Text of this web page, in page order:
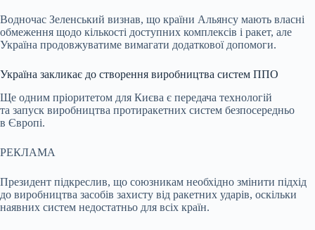
Водночас Зеленський визнав, що країни Альянсу мають власні
обмеження щодо кількості доступних комплексів і ракет, але
Україна продовжуватиме вимагати додаткової допомоги.
Україна закликає до створення виробництва систем ППО
Ще одним пріоритетом для Києва є передача технологій
та запуск виробництва протиракетних систем безпосередньо
в Європі.
РЕКЛАМА
Президент підкреслив, що союзникам необхідно змінити підхід
до виробництва засобів захисту від ракетних ударів, оскільки
наявних систем недостатньо для всіх країн.